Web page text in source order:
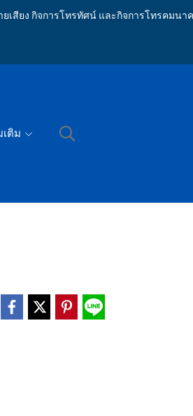
เสียง กิจการโทรทัศน์ และกิจการโทรคมนา
เติม